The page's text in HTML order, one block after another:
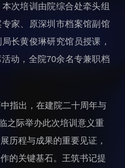
综合处
科研管理处
财务资产处
合作转化处
教育处
党群工作处
次培训由院综合处牵头组
家、原深圳市档案馆副馆
长黄俊琳研究馆员授课，
动，全院70余名专兼职档
指出，在建院二十周年与
之际举办此次培训意义重
历程与成果的重要见证，
的关键基石。王筑书记提